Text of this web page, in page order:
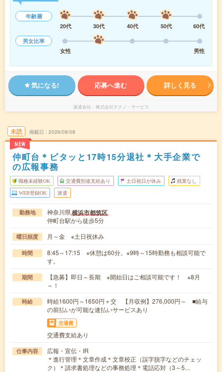
年齢層
20代
30代 40代 50代
60代
男女比率
女性
男性
気になる! 応募へ進む 詳しく見る
派遣会社 株式会社テクノ・サービス
未読
NEW
掲載日 2026/08/08
仲町台＊ピタッと17時15分退社＊大手企業で
の広報事務
職種未経験OK 交通費別途支給あり 土日祝日が休み 残業なし
WEB登録OK 派遣
勤務地 神奈川県横浜市都筑区
仲町台駅から徒歩5分
曜日頻度 月～金 ※土日祝休み
時間
8:45～17:15 ※休憩は60分。※9時～15時勤務も相談可能で
す。
期間
【急募】即日～長期 ※開始日はご相談可能です！ ※8月
～！
時給
時給1600円～1650円＋交 【月収例】276,000円～ ■給与
の前払いが可能な速払いサービスあり
交通費
交通費支給あり
仕事内容
広報・宣伝・IR
＊進行管理＊文章作成＊文章校正（誤字脱字などのチェッ
ク）＊請求書処理などの事務処理＊電話応対（3～5…